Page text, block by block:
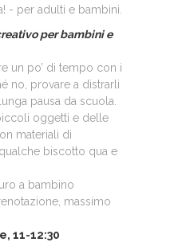
- per adulti e bambini.
per bambini e
un po’ di tempo con i
no, provare a distrarli
pausa da scuola.
oggetti e delle
materiali di
biscotto qua e
a bambino
massimo
11-12:30